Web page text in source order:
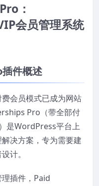
：
会员管理系统
件概述
会员模式已成为网站
Pro（带全部付
是WordPress平台上
决方案，专为需要建
计。
插件，Paid